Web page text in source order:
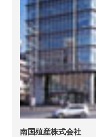
南国殖産株式会社